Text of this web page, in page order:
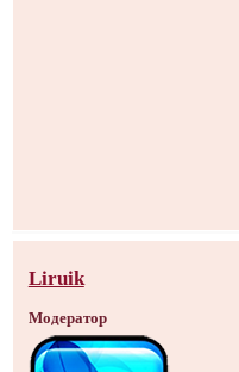
Liruik
Модератор